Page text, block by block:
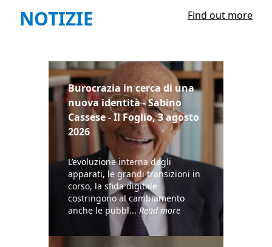
NOTIZIE Find out more
Burocrazia in cerca di una
nuova identità - Sabino
Cassese - Il Foglio, 3 agosto
2026
L’evoluzione interna degli
apparati, le grandi transizioni in
corso, la sfida digitale
costringono al cambiamento
anche le pubbl...Read more